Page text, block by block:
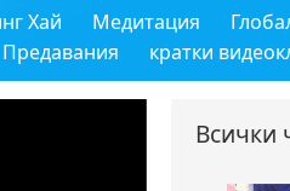
Хай Медитация
Предавания кратки
Всички